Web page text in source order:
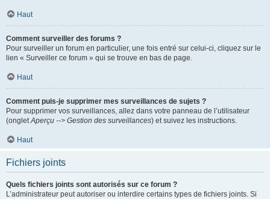
Haut
Comment surveiller des forums ?
Pour surveiller un forum en particulier, une fois entré sur celui-ci, cliquez sur le
lien « Surveiller ce forum » qui se trouve en bas de page.
Haut
Comment puis-je supprimer mes surveillances de sujets ?
Pour supprimer vos surveillances, allez dans votre panneau de l’utilisateur
(ongletAperçu --> Gestion des surveillances) et suivez les instructions.
Haut
Fichiers joints
Quels fichiers joints sont autorisés sur ce forum ?
L’administrateur peut autoriser ou interdire certains types de fichiers joints. Si